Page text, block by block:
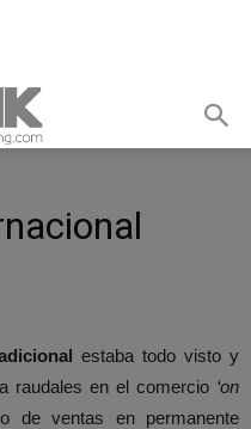
estaba todo visto y
raudales en el comercio‘on
de ventas en permanente